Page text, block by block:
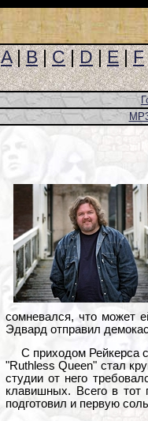
A|B|C|D|E|F
сомневался, что может
Эдвард отправил
С приходом Рейкерса
"Ruthless Queen" стал
студии от него
клавишных. Всего в тот
подготовил и первую